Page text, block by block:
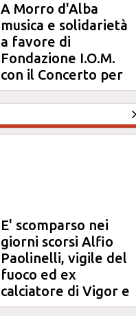
A Morro d'Alba
musica e solidarietà
a favore di
Fondazione I.O.M.
con il Concerto per
Anna
E' scomparso nei
giorni scorsi Alfio
Paolinelli, vigile del
fuoco ed ex
calciatore di Vigor e
Jesina